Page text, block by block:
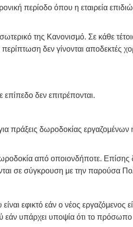
περίοδο όπου η εταιρεία
της Κανονισμό. Σε κάθε
δεν γίνονται αποδεκτές
δεν επιτρέπονται.
πράξεις δωροδοκίας εργαζομένων
από οποιονδήποτε. Επίσης
σε σύγκρουση με την παρούσα
εφικτό εάν ο νέος εργαζόμενος
εάν υπάρχει υποψία ότι το